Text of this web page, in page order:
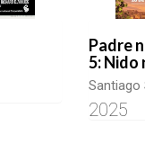
Padre
5:
Santiago
2025